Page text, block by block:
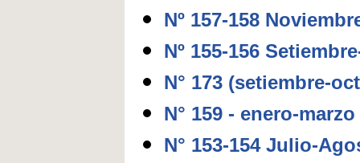
Nº 157-158
Nº 155-156
N° 173 (setiembre-
N° 159 - enero-marzo
N° 153-154 Julio-